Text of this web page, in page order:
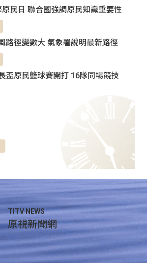
民日 聯合國強調原民知識重要性
路徑變數大 氣象署說明最新路徑
盃原民籃球賽開打 16隊同場競技
TITV NEWS
原視新聞網